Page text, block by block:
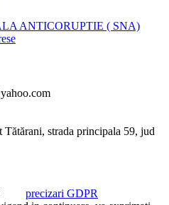
ANTICORUPTIE ( SNA)
Tătărani, strada principala 59, jud
precizari GDPR